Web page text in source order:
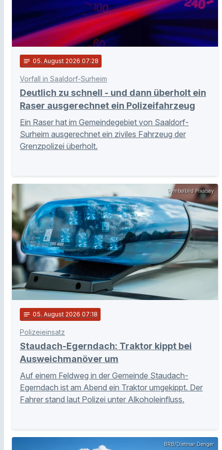
notes 05. August 2026 07:28
Vorfall in Saaldorf-Surheim
Deutlich zu schnell - und dann überholt ein
Raser ausgerechnet ein Polizeifahrzeug
Ein Raser hat im Gemeindegebiet von Saaldorf-
Surheim ausgerechnet ein ziviles Fahrzeug der
Grenzpolizei überholt.
Symbolbild Pixabay
notes 05. August 2026 07:18
Polizeieinsatz
Staudach-Egerndach: Traktor kippt bei
Ausweichmanöver um
Auf einem Feldweg in der Gemeinde Staudach-
Egerndach ist am Abend ein Traktor umgekippt. Der
Fahrer stand laut Polizei unter Alkoholeinfluss.
BRB/Dietmar Denger